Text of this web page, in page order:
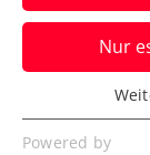
Eine
Geige
Verfasst von:
Nur
Essenziell
Essenzielle
Powered by